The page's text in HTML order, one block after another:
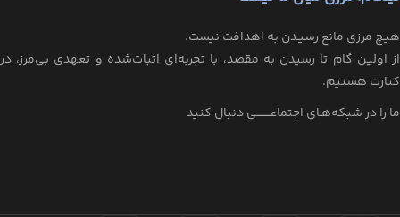
هیـچ مرزی مانع رسیـدن به اهدافت نیست.
از اولین گام تا رسیدن به مقصد، با تجربه‌ای اثبات‌شده و تعهدی بی‌مرز، در
کنارت هستیم.
ما را در شبکه‌هـای اجتماعــــــــی دنبال کنید